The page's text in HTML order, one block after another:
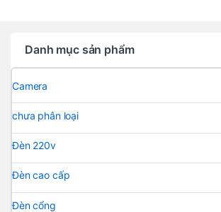
Danh mục sản phẩm
Camera
chưa phân loại
Đèn 220v
Đèn cao cấp
Đèn cổng